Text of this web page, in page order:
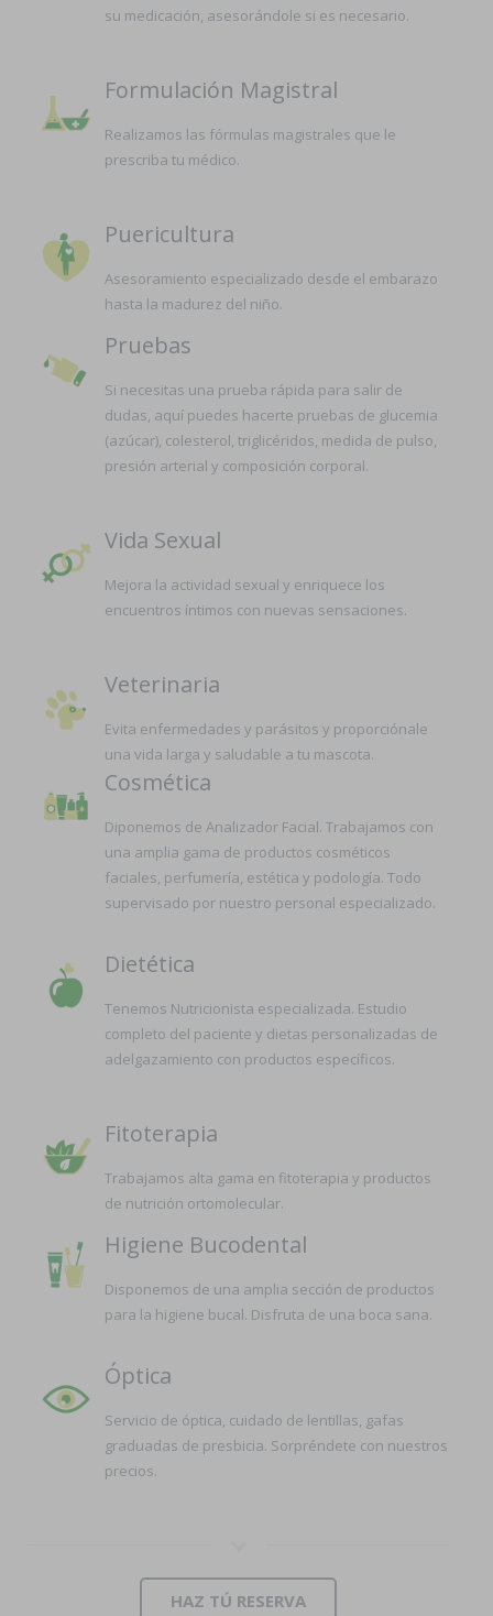
su medicación, asesorándole si es necesario.
Formulación Magistral
Realizamos las fórmulas magistrales que le
prescriba tu médico.
Puericultura
Asesoramiento especializado desde el embarazo
hasta la madurez del niño.
Pruebas
Si necesitas una prueba rápida para salir de
dudas, aquí puedes hacerte pruebas de glucemia
(azúcar), colesterol, triglicéridos, medida de pulso,
presión arterial y composición corporal.
Vida Sexual
Mejora la actividad sexual y enriquece los
encuentros íntimos con nuevas sensaciones.
Veterinaria
Evita enfermedades y parásitos y proporciónale
una vida larga y saludable a tu mascota.
Cosmética
Diponemos de Analizador Facial. Trabajamos con
una amplia gama de productos cosméticos
faciales, perfumería, estética y podología. Todo
supervisado por nuestro personal especializado.
Dietética
Tenemos Nutricionista especializada. Estudio
completo del paciente y dietas personalizadas de
adelgazamiento con productos específicos.
Fitoterapia
Trabajamos alta gama en fitoterapia y productos
de nutrición ortomolecular.
Higiene Bucodental
Disponemos de una amplia sección de productos
para la higiene bucal. Disfruta de una boca sana.
Óptica
Servicio de óptica, cuidado de lentillas, gafas
graduadas de presbicia. Sorpréndete con nuestros
precios.
HAZ TÚ RESERVA